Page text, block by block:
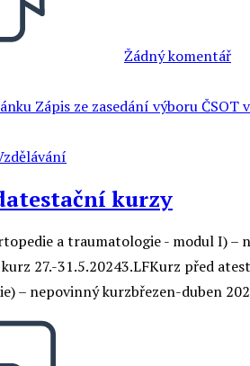
Žádný komentář
kurzy
a traumatologie - modul I) –
27.-31.5.20243.LFKurz před
– nepovinný kurzbřezen-duben